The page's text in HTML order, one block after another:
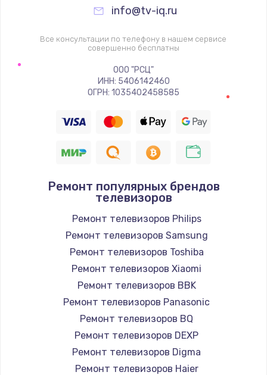
1400 руб.
Заказать
Восстановление цепи питания, пайка
880 руб.
390 руб.
Замена Bluetooth/Wi-Fi модуля
800 руб.
Замена картридера
Заказать
Замена микросхемы NFC
1100 руб.
info@tv-iq.ru
Все консультации по телефону в нашем сервисе
совершенно бесплатны
ООО "РСЦ"
ИНН: 5406142460
ОГРН: 1035402458585
Ремонт популярных брендов
телевизоров
Ремонт телевизоров Philips
Ремонт телевизоров Samsung
Ремонт телевизоров Toshiba
Ремонт телевизоров Xiaomi
Ремонт телевизоров BBK
Ремонт телевизоров Panasonic
Ремонт телевизоров BQ
Ремонт телевизоров DEXP
Ремонт телевизоров Digma
Ремонт телевизоров Haier